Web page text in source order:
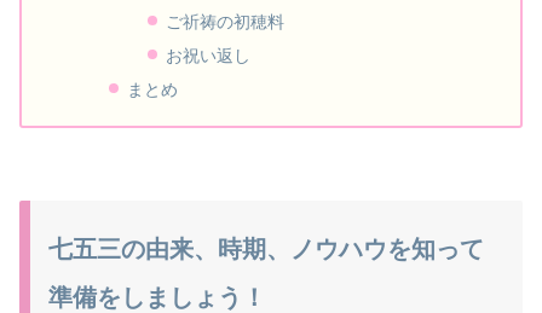
ご祈祷の初穂料
お祝い返し
まとめ
七五三の由来、時期、ノウハウを知って
準備をしましょう！